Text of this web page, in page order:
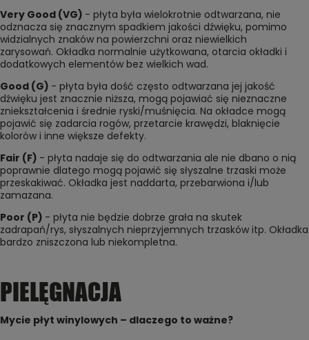
Very Good (VG) - płyta była wielokrotnie odtwarzana, nie
odznacza się znacznym spadkiem jakości dźwięku, pomimo
widzialnych znaków na powierzchni oraz niewielkich
zarysowań. Okładka normalnie użytkowana, otarcia okładki i
dodatkowych elementów bez wielkich wad.
Good (G) - płyta była dość często odtwarzana jej jakość
dźwięku jest znacznie niższa, mogą pojawiać się nieznaczne
zniekształcenia i średnie ryski/muśnięcia. Na okładce mogą
pojawić się zadarcia rogów, przetarcie krawędzi, blaknięcie
kolorów i inne większe defekty.
Fair (F) - płyta nadaje się do odtwarzania ale nie dbano o nią
poprawnie dlatego mogą pojawić się słyszalne trzaski może
przeskakiwać. Okładka jest naddarta, przebarwiona i/lub
zamazana.
Poor (P) - płyta nie będzie dobrze grała na skutek
zadrapań/rys, słyszalnych nieprzyjemnych trzasków itp. Okładka
bardzo zniszczona lub niekompletna.
PIELĘGNACJA
Mycie płyt winylowych – dlaczego to ważne?